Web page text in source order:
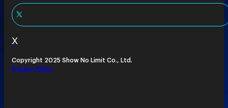
X
Copyright 2025 Show No Limit Co., Ltd.
Privacy Policy